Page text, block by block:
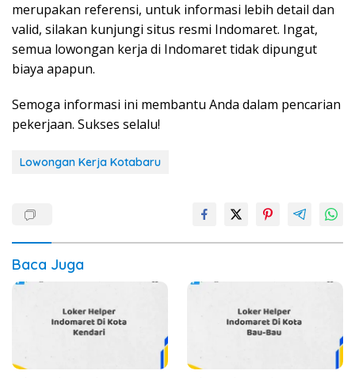
merupakan referensi, untuk informasi lebih detail dan
valid, silakan kunjungi situs resmi Indomaret. Ingat,
semua lowongan kerja di Indomaret tidak dipungut
biaya apapun.
Semoga informasi ini membantu Anda dalam pencarian
pekerjaan. Sukses selalu!
Lowongan Kerja Kotabaru
Baca Juga